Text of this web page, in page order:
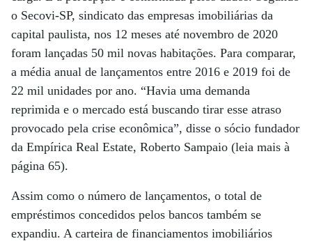
o Secovi-SP, sindicato das empresas imobiliárias da
capital paulista, nos 12 meses até novembro de 2020
foram lançadas 50 mil novas habitações. Para comparar,
a média anual de lançamentos entre 2016 e 2019 foi de
22 mil unidades por ano. “Havia uma demanda
reprimida e o mercado está buscando tirar esse atraso
provocado pela crise econômica”, disse o sócio fundador
da Empírica Real Estate, Roberto Sampaio (leia mais à
página 65).
Assim como o número de lançamentos, o total de
empréstimos concedidos pelos bancos também se
expandiu. A carteira de financiamentos imobiliários